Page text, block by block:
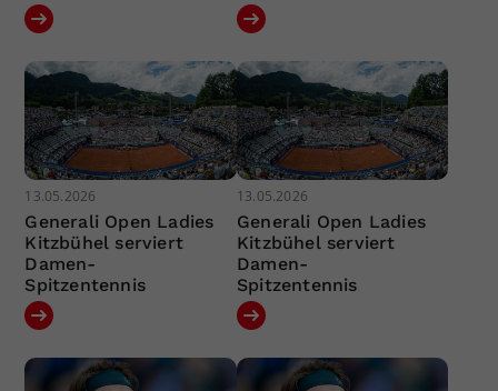
13.05.2026
Generali Open Ladies
Kitzbühel serviert
Damen-
Spitzentennis
13.05.2026
Generali Open Ladies
Kitzbühel serviert
Damen-
Spitzentennis